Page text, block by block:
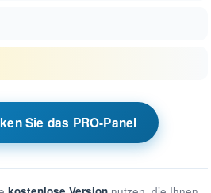
Trainer
Sie das PRO-Panel